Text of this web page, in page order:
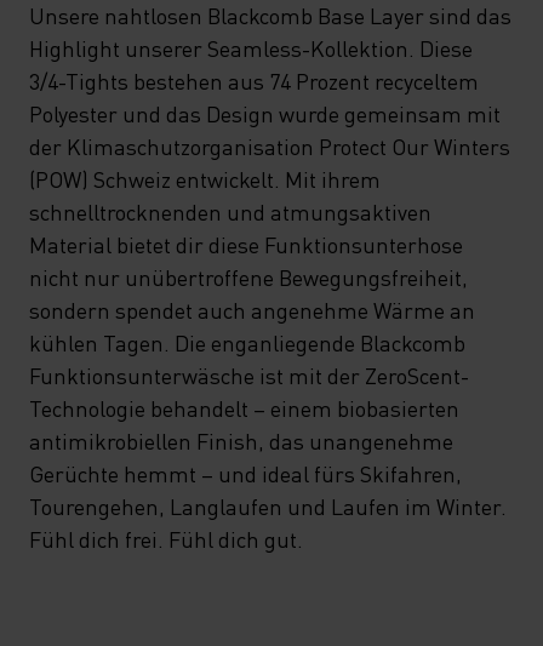
Unsere nahtlosen Blackcomb Base Layer sind das
Highlight unserer Seamless-Kollektion. Diese
3/4-Tights bestehen aus 74 Prozent recyceltem
Polyester und das Design wurde gemeinsam mit
der Klimaschutzorganisation Protect Our Winters
(POW) Schweiz entwickelt. Mit ihrem
schnelltrocknenden und atmungsaktiven
Material bietet dir diese Funktionsunterhose
nicht nur unübertroffene Bewegungsfreiheit,
sondern spendet auch angenehme Wärme an
kühlen Tagen. Die enganliegende Blackcomb
Funktionsunterwäsche ist mit der ZeroScent-
Technologie behandelt – einem biobasierten
antimikrobiellen Finish, das unangenehme
Gerüchte hemmt – und ideal fürs Skifahren,
Tourengehen, Langlaufen und Laufen im Winter.
Fühl dich frei. Fühl dich gut.